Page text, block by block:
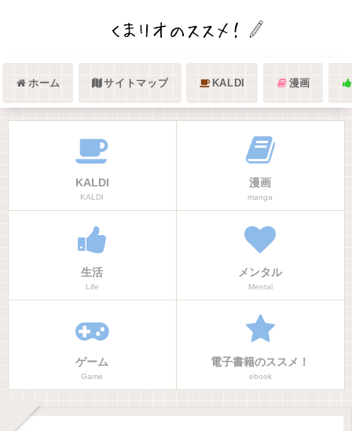
ホーム サイトマップ KALDI 漫画
KALDI
KALDI
漫画
manga
生活
Life
メンタル
Mental
ゲーム
Game
電子書籍のススメ！
ebook